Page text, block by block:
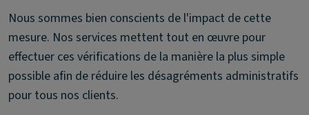
Nous sommes bien conscients de l'impact de cette
mesure. Nos services mettent tout en œuvre pour
effectuer ces vérifications de la manière la plus simple
possible afin de réduire les désagréments administratifs
pour tous nos clients.